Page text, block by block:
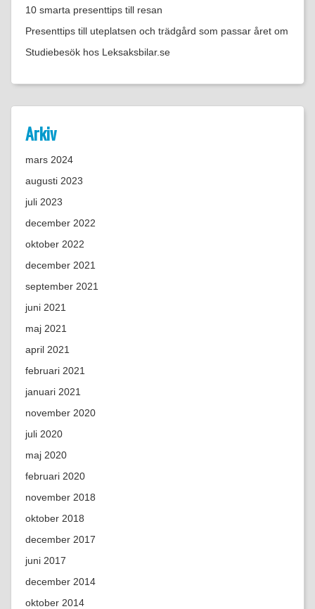
10 smarta presenttips till resan
Presenttips till uteplatsen och trädgård som passar året om
Studiebesök hos Leksaksbilar.se
Arkiv
mars 2024
augusti 2023
juli 2023
december 2022
oktober 2022
december 2021
september 2021
juni 2021
maj 2021
april 2021
februari 2021
januari 2021
november 2020
juli 2020
maj 2020
februari 2020
november 2018
oktober 2018
december 2017
juni 2017
december 2014
oktober 2014